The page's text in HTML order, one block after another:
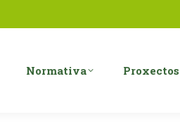
Normativa Proxectos